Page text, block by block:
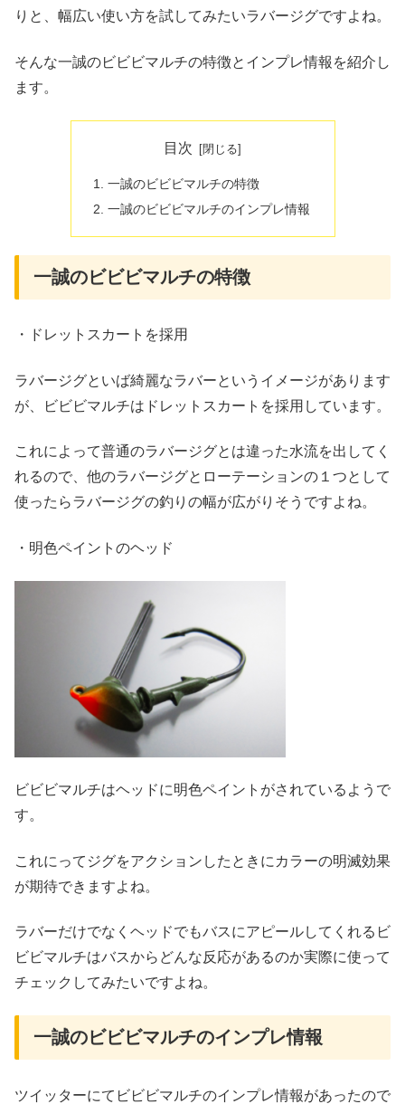
りと、幅広い使い方を試してみたいラバージグですよね。
そんな一誠のビビビマルチの特徴とインプレ情報を紹介し
ます。
目次
一誠のビビビマルチの特徴
一誠のビビビマルチのインプレ情報
一誠のビビビマルチの特徴
・ドレットスカートを採用
ラバージグといば綺麗なラバーというイメージがあります
が、ビビビマルチはドレットスカートを採用しています。
これによって普通のラバージグとは違った水流を出してく
れるので、他のラバージグとローテーションの１つとして
使ったらラバージグの釣りの幅が広がりそうですよね。
・明色ペイントのヘッド
ビビビマルチはヘッドに明色ペイントがされているようで
す。
これにってジグをアクションしたときにカラーの明滅効果
が期待できますよね。
ラバーだけでなくヘッドでもバスにアピールしてくれるビ
ビビマルチはバスからどんな反応があるのか実際に使って
チェックしてみたいですよね。
一誠のビビビマルチのインプレ情報
ツイッターにてビビビマルチのインプレ情報があったので